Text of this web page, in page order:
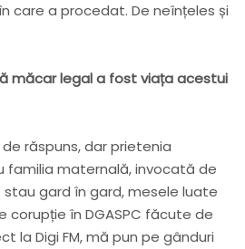
care a procedat. De neînțeles și
măcar legal a fost viața acestui
răspuns, dar prietenia
familia maternală, invocată de
gard în gard, mesele luate
corupție în DGASPC făcute de
la Digi FM, mă pun pe gânduri